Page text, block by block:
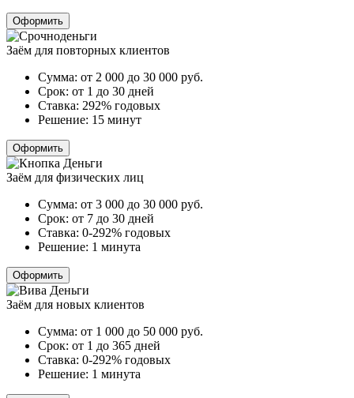
Оформить
Заём для повторных клиентов
Сумма: от 2 000 до 30 000 руб.
Срок: от 1 до 30 дней
Ставка: 292% годовых
Решение: 15 минут
Оформить
Заём для физических лиц
Сумма: от 3 000 до 30 000 руб.
Срок: от 7 до 30 дней
Ставка: 0-292% годовых
Решение: 1 минута
Оформить
Заём для новых клиентов
Сумма: от 1 000 до 50 000 руб.
Срок: от 1 до 365 дней
Ставка: 0-292% годовых
Решение: 1 минута